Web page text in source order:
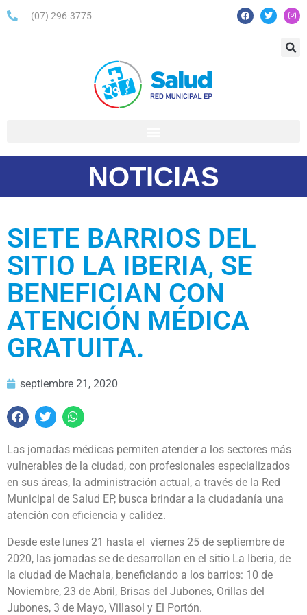
(07) 296-3775
NOTICIAS
SIETE BARRIOS DEL
SITIO LA IBERIA, SE
BENEFICIAN CON
ATENCIÓN MÉDICA
GRATUITA.
septiembre 21, 2020
Las jornadas médicas permiten atender a los sectores más
vulnerables de la ciudad, con profesionales especializados
en sus áreas, la administración actual, a través de la Red
Municipal de Salud EP, busca brindar a la ciudadanía una
atención con eficiencia y calidez.
Desde este lunes 21 hasta el viernes 25 de septiembre de
2020, las jornadas se de desarrollan en el sitio La Iberia, de
la ciudad de Machala, beneficiando a los barrios: 10 de
Noviembre, 23 de Abril, Brisas del Jubones, Orillas del
Jubones, 3 de Mayo, Villasol y El Portón.